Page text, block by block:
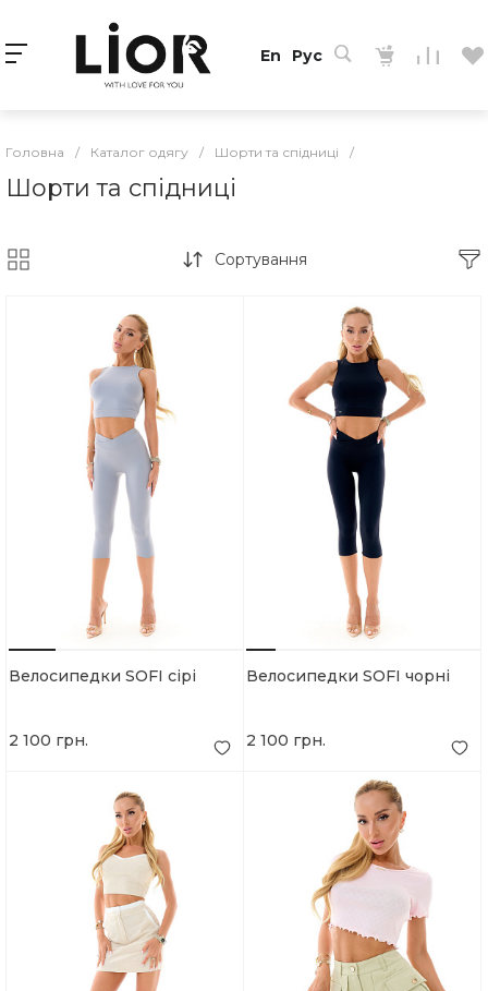
En Рус
Головна / Каталог одягу / Шорти та спідниці /
Шорти та спідниці
Сортування
Велосипедки SOFI сірі
2 100 грн.
Велосипедки SOFI чорні
2 100 грн.